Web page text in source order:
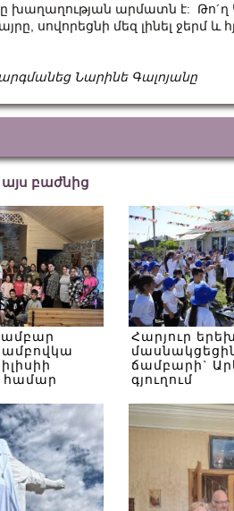
խաղաղության արմատն է: Թո´ղ
սովորեցնի մեզ լինել ջերմ և
Նարինե Գալոյանը
այս բաժնից
համար
Հարյուր
ճամբարի`
գյուղում